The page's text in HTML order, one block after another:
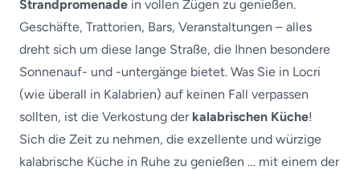
Strandpromenade in vollen Zügen zu genießen.
Geschäfte, Trattorien, Bars, Veranstaltungen – alles
dreht sich um diese lange Straße, die Ihnen besondere
Sonnenauf- und -untergänge bietet. Was Sie in Locri
(wie überall in Kalabrien) auf keinen Fall verpassen
sollten, ist die Verkostung der kalabrischen Küche!
Sich die Zeit zu nehmen, die exzellente und würzige
kalabrische Küche in Ruhe zu genießen … mit einem der